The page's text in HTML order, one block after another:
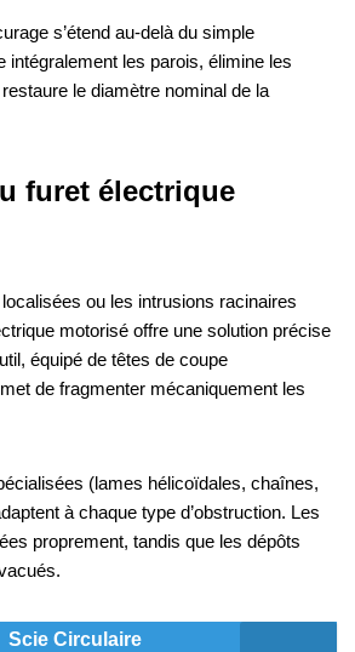
s’étend au-delà du simple
intégralement les parois, élimine les
le diamètre nominal de la
furet électrique
ou les intrusions racinaires
motorisé offre une solution précise
équipé de têtes de coupe
de fragmenter mécaniquement les
(lames hélicoïdales, chaînes,
à chaque type d’obstruction. Les
proprement, tandis que les dépôts
Scie Circulaire